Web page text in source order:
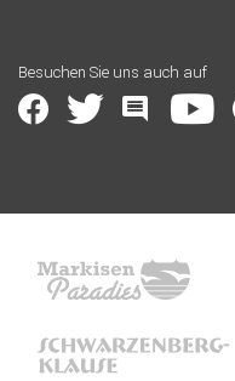
Besuchen Sie uns auch auf